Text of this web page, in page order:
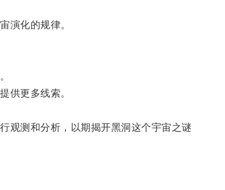
演化的规律。
供更多线索。
观测和分析，以期揭开黑洞这个宇宙之谜